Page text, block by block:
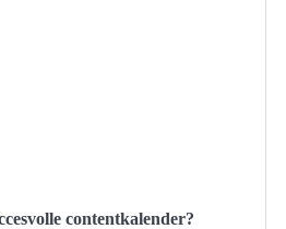
contentkalender?